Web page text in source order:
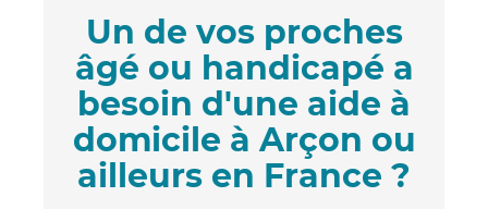
Un de vos proches
âgé ou handicapé a
besoin d'une aide à
domicile à Arçon ou
ailleurs en France ?